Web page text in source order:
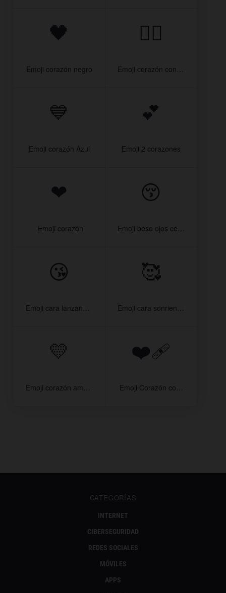
🖤
Emoji corazón negro
❤‍🔥
Emoji corazón con fuego
💙
Emoji corazón Azul
💕
Emoji 2 corazones
❤
️ Emoji corazón
😚
Emoji beso ojos cerrados
😘
Emoji cara lanzando beso
🥰
Emoji cara sonriendo con corazones
💛
Emoji corazón amarillo
❤‍🩹
️ Emoji Corazón con venda
CATEGORÍAS
INTERNET
CIBERSEGURIDAD
REDES SOCIALES
MÓVILES
APPS